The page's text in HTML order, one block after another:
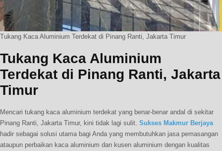
Tukang Kaca Aluminium Terdekat di Pinang Ranti, Jakarta Timur
Tukang Kaca Aluminium
Terdekat di Pinang Ranti, Jakarta
Timur
Mencari tukang kaca aluminium terdekat yang benar-benar andal di sekitar
Pinang Ranti, Jakarta Timur, kini tidak lagi sulit. Sukses Makmur Berjaya
hadir sebagai solusi utama bagi Anda yang membutuhkan jasa pemasangan
ataupun perbaikan kaca aluminium dan kusen aluminium dengan kualitas